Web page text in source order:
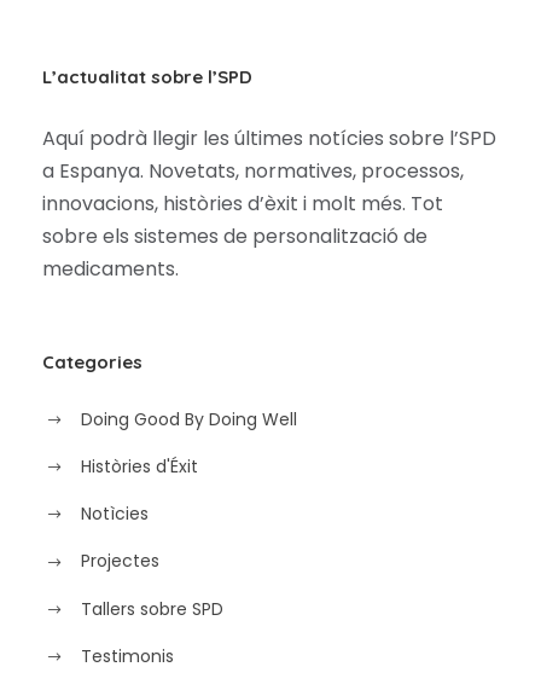
L’actualitat sobre l’SPD
Aquí podrà llegir les últimes notícies sobre l’SPD
a Espanya. Novetats, normatives, processos,
innovacions, històries d’èxit i molt més. Tot
sobre els sistemes de personalització de
medicaments.
Categories
Doing Good By Doing Well
Històries d'Éxit
Notìcies
Projectes
Tallers sobre SPD
Testimonis